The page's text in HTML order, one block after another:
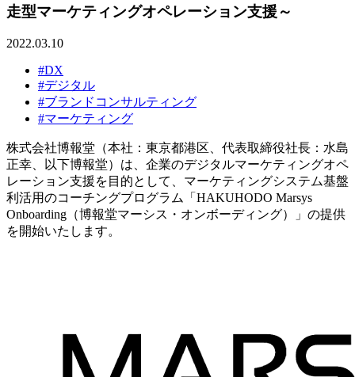
走型マーケティングオペレーション支援～
2022.03.10
#DX
#デジタル
#ブランドコンサルティング
#マーケティング
株式会社博報堂（本社：東京都港区、代表取締役社長：水島
正幸、以下博報堂）は、企業のデジタルマーケティングオペ
レーション支援を目的として、マーケティングシステム基盤
利活用のコーチングプログラム「HAKUHODO Marsys
Onboarding（博報堂マーシス・オンボーディング）」の提供
を開始いたします。